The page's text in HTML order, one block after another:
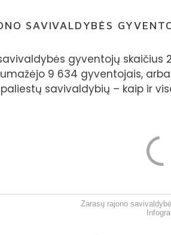
SAVIVALDYBĖS
gyventojų skaičius
9 634 gyventojais,
savivaldybių – kaip ir
Zarasų rajono